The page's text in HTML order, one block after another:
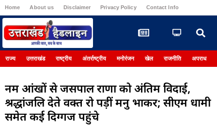
Home About us Disclaimer Privacy Policy Contact Info
राज्य उत्तराखंड राष्ट्रीय अंतर्राष्ट्रीय मनोरंजन खेल राजनीति अपराध
नम आंखों से जसपाल राणा को अंतिम विदाई,
श्रद्धांजलि देते वक्त रो पड़ीं मनु भाकर; सीएम धामी
समेत कई दिग्गज पहुंचे